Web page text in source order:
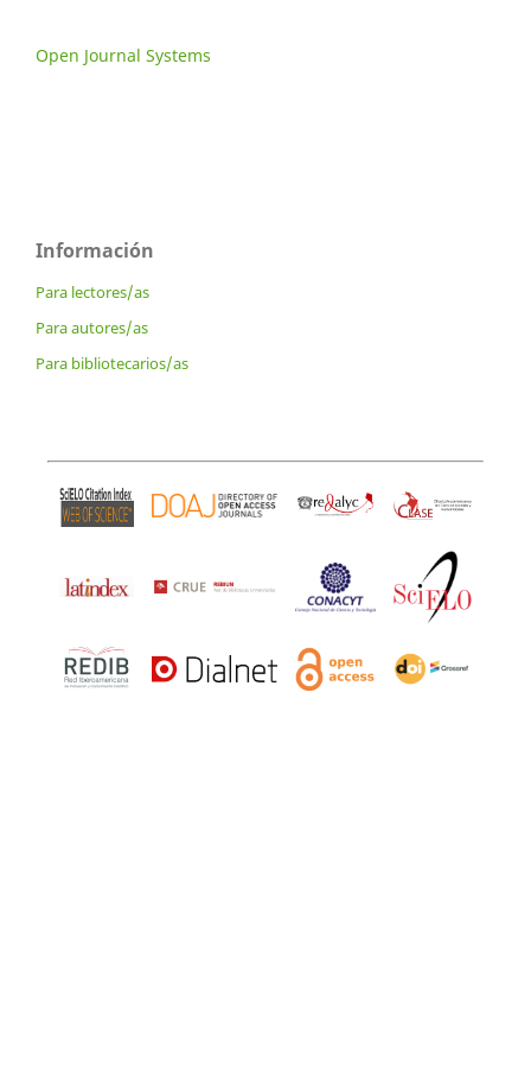
Open Journal Systems
Información
Para lectores/as
Para autores/as
Para bibliotecarios/as